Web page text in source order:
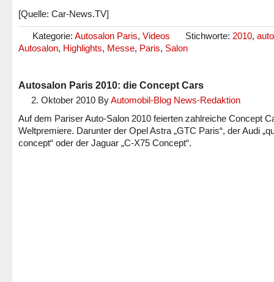
[Quelle: Car-News.TV]
Kategorie: Autosalon Paris, Videos Stichworte: 2010, auto
Autosalon, Highlights, Messe, Paris, Salon
Autosalon Paris 2010: die Concept Cars
2. Oktober 2010 ByAutomobil-Blog News-Redaktion
Auf dem Pariser Auto-Salon 2010 feierten zahlreiche Concept
Weltpremiere. Darunter der Opel Astra „GTC Paris“, der Audi
concept“ oder der Jaguar „C-X75 Concept“.